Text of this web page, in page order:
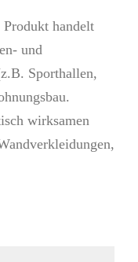
handelt
und
Sporthallen,
wirksamen